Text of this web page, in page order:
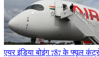
एयर इंडिया बोइंग 787 के फ्यूल